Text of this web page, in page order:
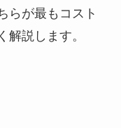
らが最もコスト
解説します。